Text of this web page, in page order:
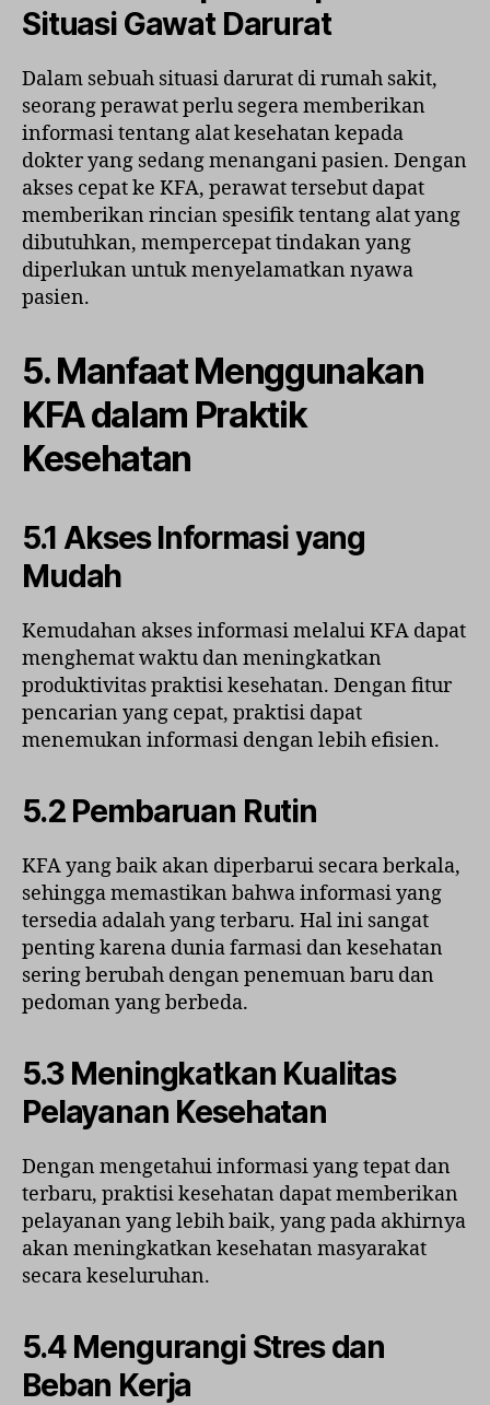
Situasi Gawat Darurat
Dalam sebuah situasi darurat di rumah sakit,
seorang perawat perlu segera memberikan
informasi tentang alat kesehatan kepada
dokter yang sedang menangani pasien. Dengan
akses cepat ke KFA, perawat tersebut dapat
memberikan rincian spesifik tentang alat yang
dibutuhkan, mempercepat tindakan yang
diperlukan untuk menyelamatkan nyawa
pasien.
5. Manfaat Menggunakan
KFA dalam Praktik
Kesehatan
5.1 Akses Informasi yang
Mudah
Kemudahan akses informasi melalui KFA dapat
menghemat waktu dan meningkatkan
produktivitas praktisi kesehatan. Dengan fitur
pencarian yang cepat, praktisi dapat
menemukan informasi dengan lebih efisien.
5.2 Pembaruan Rutin
KFA yang baik akan diperbarui secara berkala,
sehingga memastikan bahwa informasi yang
tersedia adalah yang terbaru. Hal ini sangat
penting karena dunia farmasi dan kesehatan
sering berubah dengan penemuan baru dan
pedoman yang berbeda.
5.3 Meningkatkan Kualitas
Pelayanan Kesehatan
Dengan mengetahui informasi yang tepat dan
terbaru, praktisi kesehatan dapat memberikan
pelayanan yang lebih baik, yang pada akhirnya
akan meningkatkan kesehatan masyarakat
secara keseluruhan.
5.4 Mengurangi Stres dan
Beban Kerja